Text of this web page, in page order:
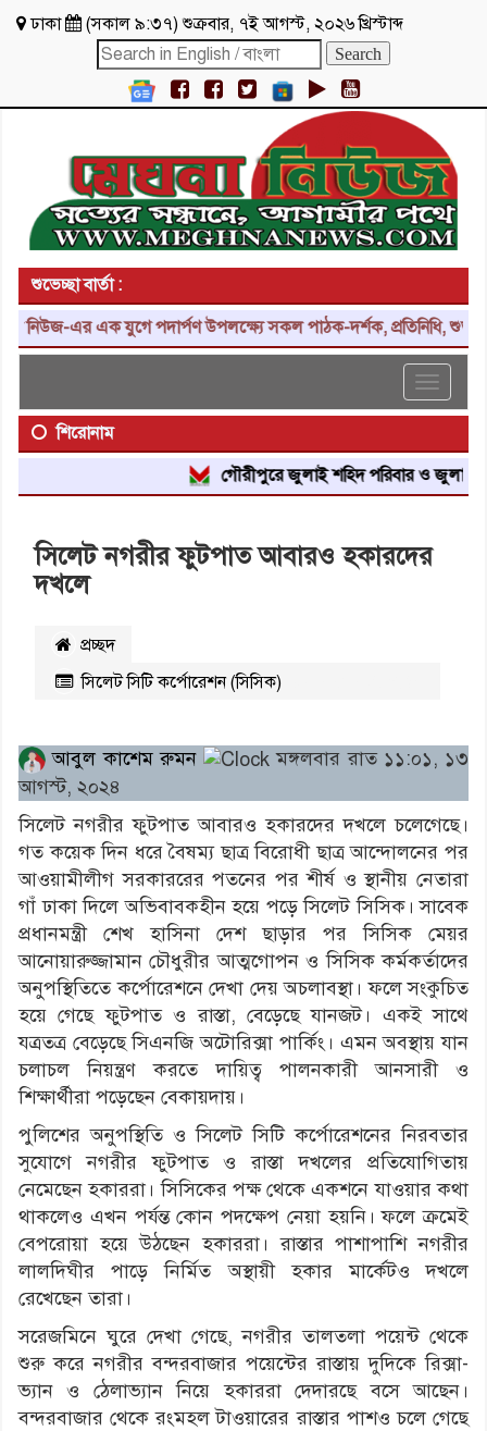
ঢাকা (সকাল ৯:৩৭)শুক্রবার, ৭ই আগস্ট, ২০২৬ খ্রিস্টাব্দ
শুভেচ্ছা বার্তা :
নিউজ-এর এক যুগে পদার্পণ উপলক্ষ্যে সকল পাঠক-দর্শক, প্রতিনিধি,
Toggle
শিরোনাম
গৌরীপুরে জুলাই শহিদ পরিবার ও জুলাই
সিলেট নগরীর ফুটপাত আবারও হকারদের
দখলে
প্রচ্ছদ
সিলেট সিটি কর্পোরেশন (সিসিক)
আবুল কাশেম রুমন
মঙ্গলবার রাত ১১:০১, ১৩
আগস্ট, ২০২৪
সিলেট নগরীর ফুটপাত আবারও হকারদের দখলে চলেগেছে।
গত কয়েক দিন ধরে বৈষম্য ছাত্র বিরোধী ছাত্র আন্দোলনের পর
আওয়ামীলীগ সরকাররের পতনের পর শীর্ষ ও স্থানীয় নেতারা
গাঁ ঢাকা দিলে অভিবাবকহীন হয়ে পড়ে সিলেট সিসিক। সাবেক
প্রধানমন্ত্রী শেখ হাসিনা দেশ ছাড়ার পর সিসিক মেয়র
আনোয়ারুজ্জামান চৌধুরীর আত্মগোপন ও সিসিক কর্মকর্তাদের
অনুপস্থিতিতে কর্পোরেশনে দেখা দেয় অচলাবস্থা। ফলে সংকুচিত
হয়ে গেছে ফুটপাত ও রাস্তা, বেড়েছে যানজট। একই সাথে
যত্রতত্র বেড়েছে সিএনজি অটোরিক্সা পার্কিং। এমন অবস্থায় যান
চলাচল নিয়ন্ত্রণ করতে দায়িত্ব পালনকারী আনসারী ও
শিক্ষার্থীরা পড়েছেন বেকায়দায়।
পুলিশের অনুপস্থিতি ও সিলেট সিটি কর্পোরেশনের নিরবতার
সুযোগে নগরীর ফুটপাত ও রাস্তা দখলের প্রতিযোগিতায়
নেমেছেন হকাররা। সিসিকের পক্ষ থেকে একশনে যাওয়ার কথা
থাকলেও এখন পর্যন্ত কোন পদক্ষেপ নেয়া হয়নি। ফলে ক্রমেই
বেপরোয়া হয়ে উঠছেন হকাররা। রাস্তার পাশাপাশি নগরীর
লালদিঘীর পাড়ে নির্মিত অস্থায়ী হকার মার্কেটও দখলে
রেখেছেন তারা।
সরেজমিনে ঘুরে দেখা গেছে, নগরীর তালতলা পয়েন্ট থেকে
শুরু করে নগরীর বন্দরবাজার পয়েন্টের রাস্তায় দুদিকে রিক্সা-
ভ্যান ও ঠেলাভ্যান নিয়ে হকাররা দেদারছে বসে আছেন।
বন্দরবাজার থেকে রংমহল টাওয়ারের রাস্তার পাশও চলে গেছে